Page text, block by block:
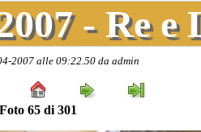
- Re e
2007 alle 09:22.50 da admin
Foto 65 di 301